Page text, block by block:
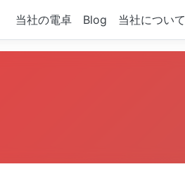
当社の電卓 Blog 当社について